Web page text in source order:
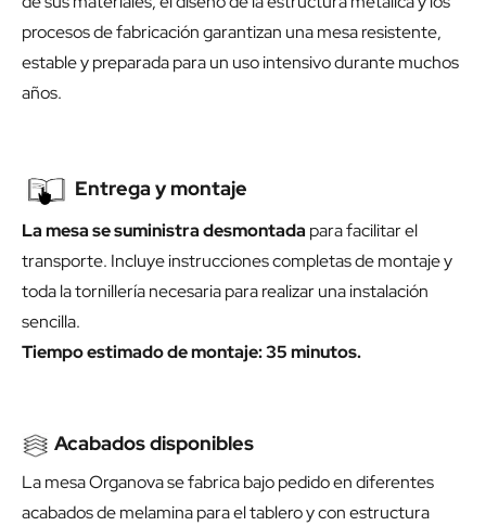
procesos de fabricación garantizan una mesa resistente,
estable y preparada para un uso intensivo durante muchos
años.
Entrega y montaje
La mesa se suministra desmontada para facilitar el
transporte. Incluye instrucciones completas de montaje y
toda la tornillería necesaria para realizar una instalación
sencilla.
Tiempo estimado de montaje: 35 minutos.
Acabados disponibles
La mesa Organova se fabrica bajo pedido en diferentes
acabados de melamina para el tablero y con estructura